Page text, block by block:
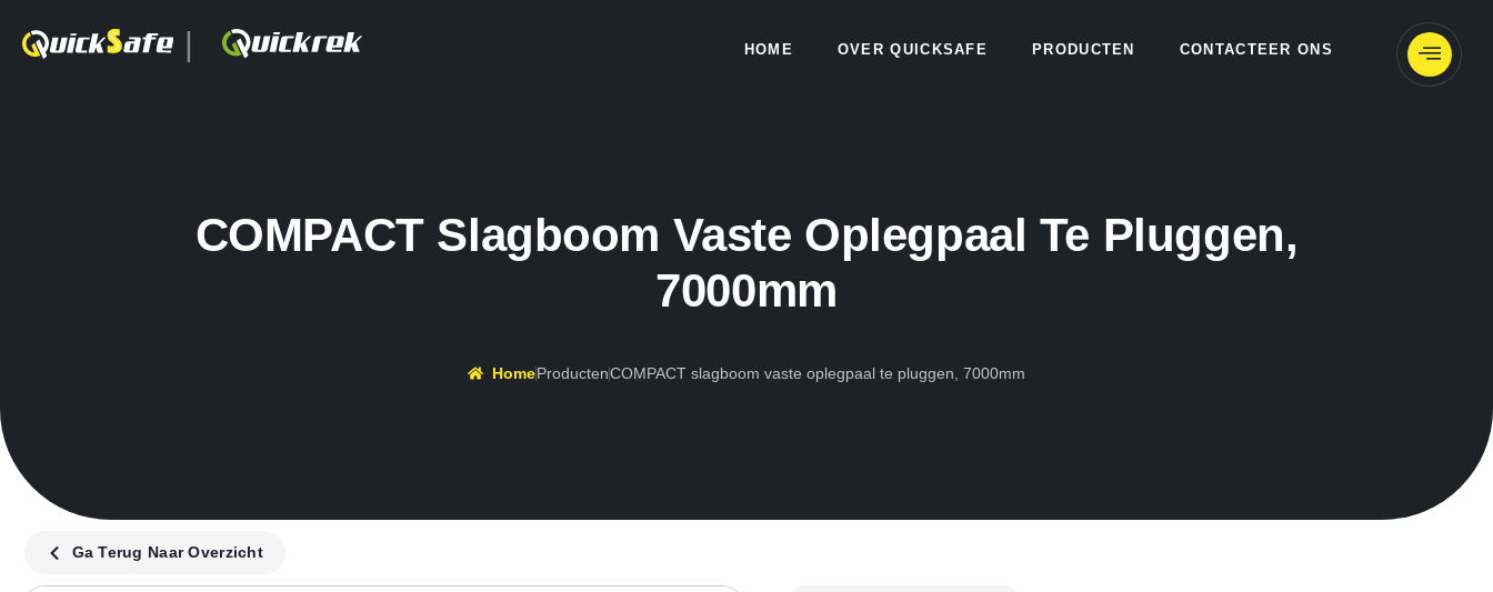
| HOME OVER QUICKSAFE PRODUCTEN CONTACTEER ONS
COMPACT Slagboom Vaste Oplegpaal Te Pluggen,
7000mm
HomeProductenCOMPACT slagboom vaste oplegpaal te pluggen, 7000mm
Ga Terug Naar Overzicht